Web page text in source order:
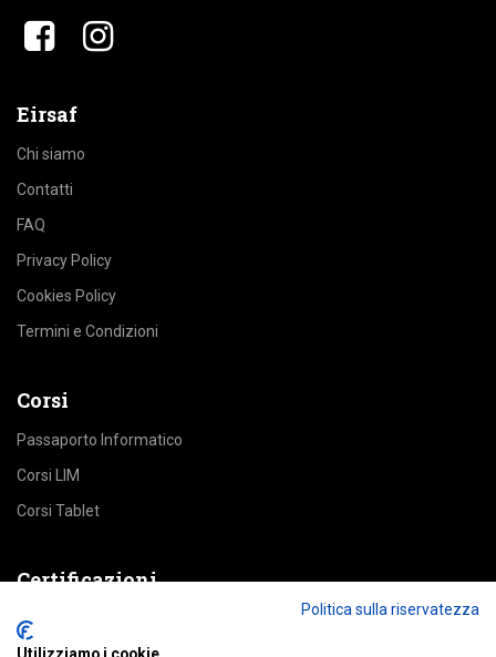
Eirsaf
Chi siamo
Contatti
FAQ
Privacy Policy
Cookies Policy
Termini e Condizioni
Corsi
Passaporto Informatico
Corsi LIM
Corsi Tablet
Certificazioni
Eirsaf European Digital Pass
Politica sulla riservatezza